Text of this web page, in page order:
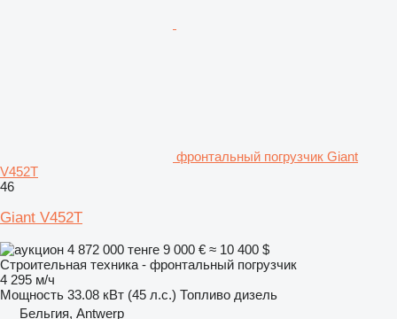
фронтальный погрузчик Giant
V452T
46
Giant V452T
4 872 000 тенге 9 000 € ≈ 10 400 $
Строительная техника - фронтальный погрузчик
4 295 м/ч
Мощность 33.08 кВт (45 л.с.) Топливо дизель
Бельгия, Antwerp